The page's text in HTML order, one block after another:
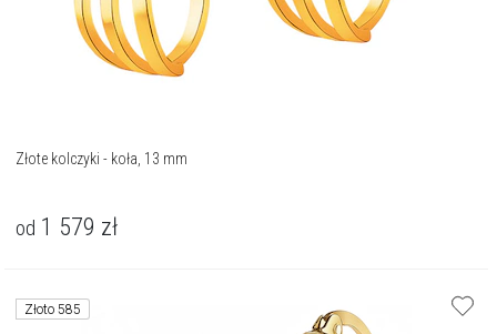
Złote kolczyki - koła, 13 mm
od 1 579 zł
Złoto 585